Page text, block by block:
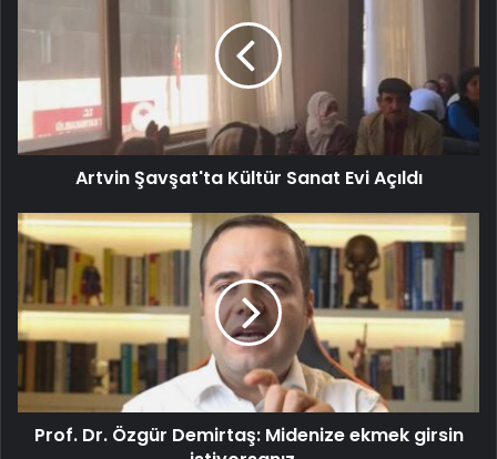
Artvin Şavşat'ta Kültür Sanat Evi Açıldı
Prof. Dr. Özgür Demirtaş: Midenize ekmek girsin